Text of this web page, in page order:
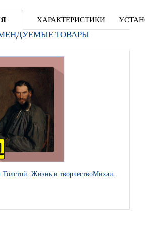
ХАРАКТЕРИСТИКИ
ТОВАРЫ
Жизнь и творчествоМихаил